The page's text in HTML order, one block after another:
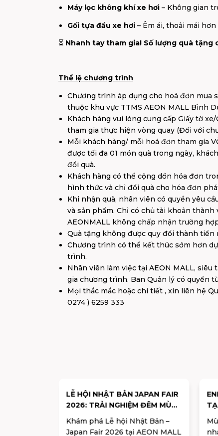
Máy lọc không khí xe hơi – Không gian
Gối tựa đầu xe hơi – Êm ái, thoải mái hơn
⏳ Nhanh tay tham gia! Số lượng quà
Thể lệ chương trình
Chương trình áp dụng cho hoá đơn mua
thuộc khu vực TTMS AEON MALL Bình
Khách hàng vui lòng cung cấp Giấy tờ
tham gia thực hiện vòng quay (Đối với
Mỗi khách hàng/ mỗi hoá đơn tham gia
được tối đa 01 món quà trong ngày,
đổi quà.
Khách hàng có thể cộng dồn hóa đơn
hình thức và chỉ đổi quà cho hóa đơn
Khi nhận quà, nhân viên có quyền yêu
và sản phẩm. Chỉ có chủ tài khoản
AEONMALL không chấp nhận trường
Quà tặng không được quy đổi thành
Chương trình có thể kết thúc sớm hơn
trình.
Nhân viên làm việc tại AEON MALL,
gia chương trình. Ban Quản lý có quyền
Mọi thắc mắc hoặc chi tiết , xin liên hệ
0274 ) 6259 333
LỄ HỘI NHẬT BẢN JAPAN FAIR
2026: TRẢI NGHIỆM ĐÊM MÙA
HÈ RỰC RỠ TẠI AEON MALL
BÌNH DƯƠNG CANARY
Khám phá Lễ hội Nhật Bản –
Japan Fair 2026 tại AEON MALL